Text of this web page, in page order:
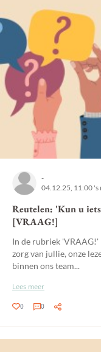
-
04.12.25, 11:00 's
Reutelen: 'Kun u
[VRAAG!]
In de rubriek
zorg van jullie, onze
binnen ons team...
Lees meer
0 0